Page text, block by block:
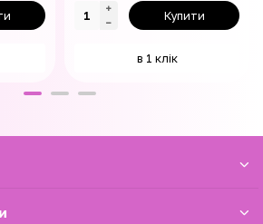
Купити
в 1 клік